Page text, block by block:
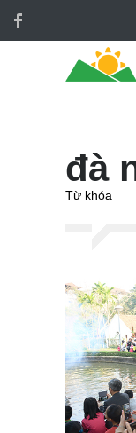
đà
Từ khóa